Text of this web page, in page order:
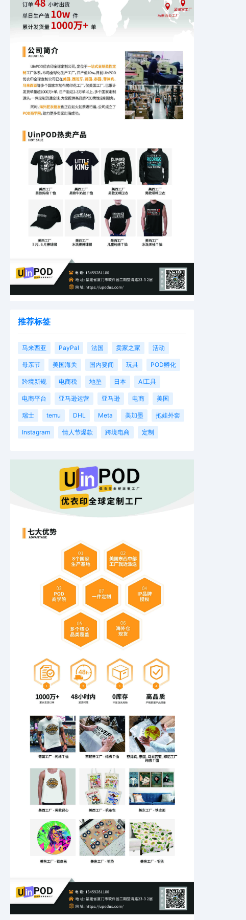
推荐标签
马来西亚 PayPal 法国 卖家之家 活动
母亲节 美国海关 国内要闻 玩具 POD孵化
跨境新规 电商税 地垫 日本 AI工具
电商平台 亚马逊运营 亚马逊 电商 美国
瑞士 temu DHL Meta 美加墨 抱娃外套
Instagram 情人节爆款 跨境电商 定制